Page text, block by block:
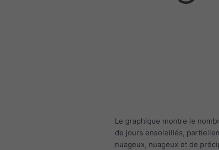
Le graphique montre le
de jours ensoleillés,
nuageux, nuageux et de